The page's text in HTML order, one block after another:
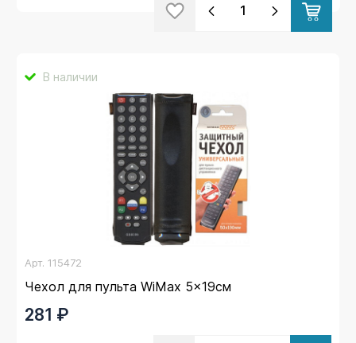
В наличии
Арт. 115472
Чехол для пульта WiMax 5x19см
281 ₽